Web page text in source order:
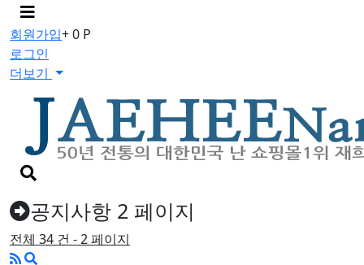
메
뉴
버
튼
회원가입+ 0 P
로그인
더보기
검
색
버
튼공지사항 2 페이지
전체 34 건 - 2 페이지